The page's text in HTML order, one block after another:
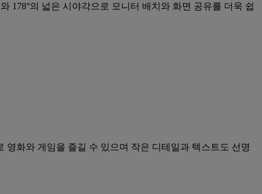
178°의 넓은 시야각으로 모니터 배치와 화면 공유를 더욱 쉽
영화와 게임을 즐길 수 있으며 작은 디테일과 텍스트도 선명